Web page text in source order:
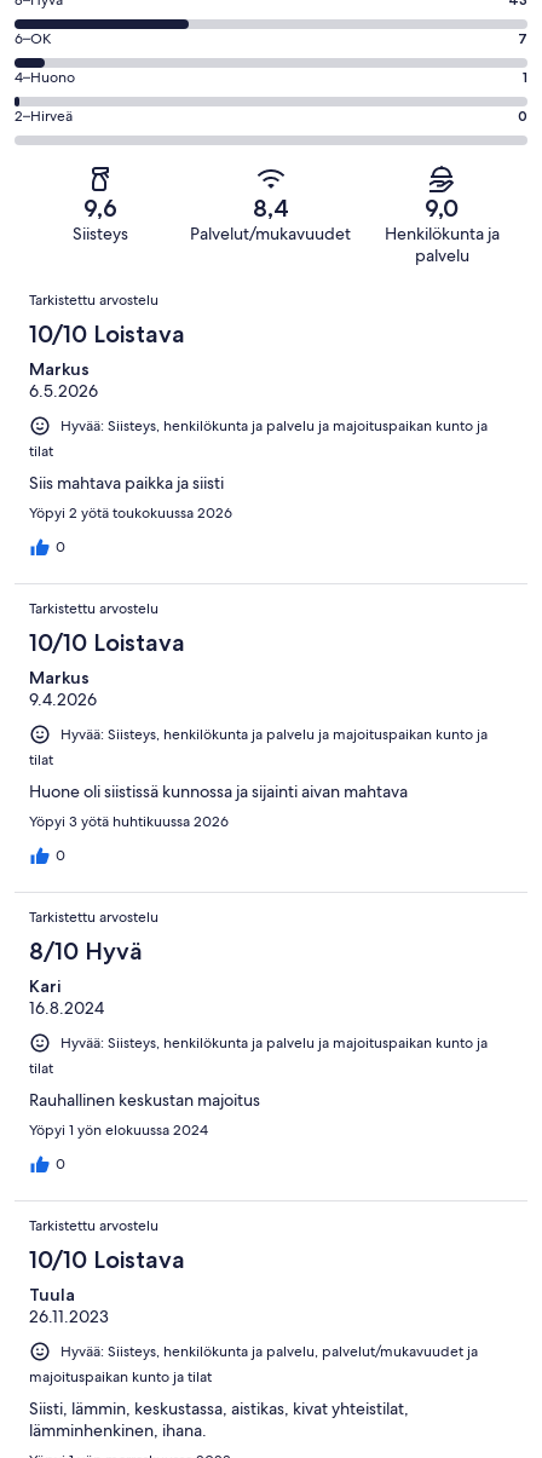
-
Loistava.
74
kautta
125
arvostelua
8
-
Hyvä.
43
kautta
arvostelua
Arvosana
6
-
OK.
7
arvostelua
6–OK 7
Arvosana
4
-
4–Huono 1
Arvosana
2
arvostelua
2–Hirveä 0
9,6
Siisteys
8,4
Palvelut/mukavuudet
9,0
Henkilökunta ja
palvelu
Arvostelut
Tarkistettu arvostelu
10/10 Loistava
Markus
6.5.2026
Hyvää: Siisteys, henkilökunta ja palvelu ja majoituspaikan kunto ja
tilat
Siis mahtava paikka ja siisti
Yöpyi 2 yötä toukokuussa 2026
0
Tarkistettu arvostelu
10/10 Loistava
Markus
9.4.2026
Hyvää: Siisteys, henkilökunta ja palvelu ja majoituspaikan kunto ja
tilat
Huone oli siistissä kunnossa ja sijainti aivan mahtava
Yöpyi 3 yötä huhtikuussa 2026
0
Tarkistettu arvostelu
8/10 Hyvä
Kari
16.8.2024
Hyvää: Siisteys, henkilökunta ja palvelu ja majoituspaikan kunto ja
tilat
Rauhallinen keskustan majoitus
Yöpyi 1 yön elokuussa 2024
0
Tarkistettu arvostelu
10/10 Loistava
Tuula
26.11.2023
Hyvää: Siisteys, henkilökunta ja palvelu, palvelut/mukavuudet ja
majoituspaikan kunto ja tilat
Siisti, lämmin, keskustassa, aistikas, kivat yhteistilat,
lämminhenkinen, ihana.